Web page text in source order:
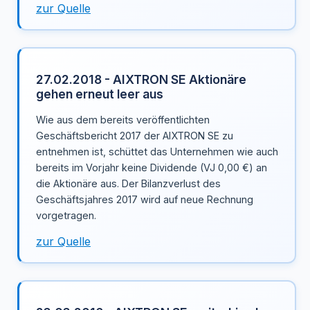
zur Quelle
27.02.2018 - AIXTRON SE Aktionäre
gehen erneut leer aus
Wie aus dem bereits veröffentlichten
Geschäftsbericht 2017 der AIXTRON SE zu
entnehmen ist, schüttet das Unternehmen wie auch
bereits im Vorjahr keine Dividende (VJ 0,00 €) an
die Aktionäre aus. Der Bilanzverlust des
Geschäftsjahres 2017 wird auf neue Rechnung
vorgetragen.
zur Quelle